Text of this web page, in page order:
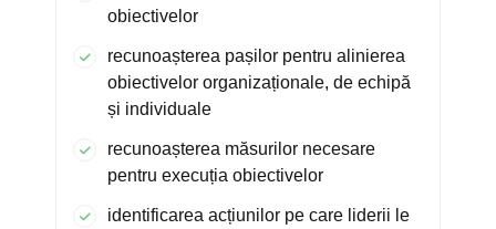
obiectivelor
recunoașterea pașilor pentru alinierea
obiectivelor organizaționale, de echipă
și individuale
recunoașterea măsurilor necesare
pentru execuția obiectivelor
identificarea acțiunilor pe care liderii le